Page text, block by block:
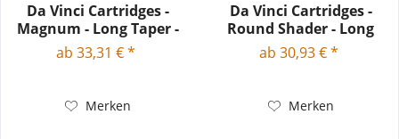
Da Vinci Cartridges -
Magnum - Long Taper -
0.35mm
ab 33,31 € *
Merken
Da Vinci Cartridges -
Round Shader - Long
Taper...
ab 30,93 € *
Merken